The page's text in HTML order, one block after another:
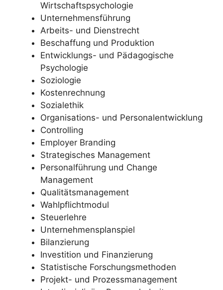
Wirtschaftspsychologie
Unternehmensführung
Arbeits- und Dienstrecht
Beschaffung und Produktion
Entwicklungs- und Pädagogische
Psychologie
Soziologie
Kostenrechnung
Sozialethik
Organisations- und Personalentwicklung
Controlling
Employer Branding
Strategisches Management
Personalführung und Change
Management
Qualitätsmanagement
Wahlpflichtmodul
Steuerlehre
Unternehmensplanspiel
Bilanzierung
Investition und Finanzierung
Statistische Forschungsmethoden
Projekt- und Prozessmanagement